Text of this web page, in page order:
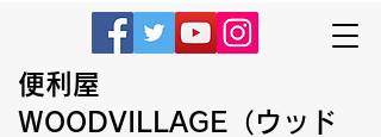
便利屋
WOODVILLAGE（ウッド